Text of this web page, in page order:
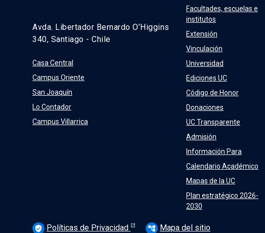
Avda. Libertador Bernardo O’Higgins
340, Santiago - Chile
Casa Central
Campus Oriente
San Joaquín
Lo Contador
Campus Villarrica
Facultades, escuelas e
institutos
Extensión
Vinculación
Universidad
Ediciones UC
Código de Honor
Donaciones
UC Transparente
Admisión
Información Para
Calendario Académico
Mapas de la UC
Plan estratégico 2026-
2030
verified_user Políticas de Privacidad account_tree Mapa del sitio